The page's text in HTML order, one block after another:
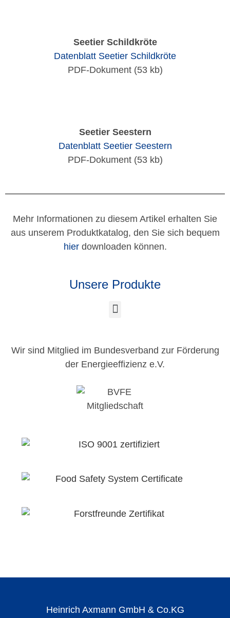
Seetier Schildkröte
Datenblatt Seetier Schildkröte
PDF-Dokument (53 kb)
Seetier Seestern
Datenblatt Seetier Seestern
PDF-Dokument (53 kb)
Mehr Informationen zu diesem Artikel erhalten Sie
aus unserem Produktkatalog, den Sie sich bequem
hierdownloaden können.
Unsere Produkte
Wir sind Mitglied im Bundesverband zur Förderung
der Energieeffizienz e.V.
Heinrich Axmann GmbH & Co.KG